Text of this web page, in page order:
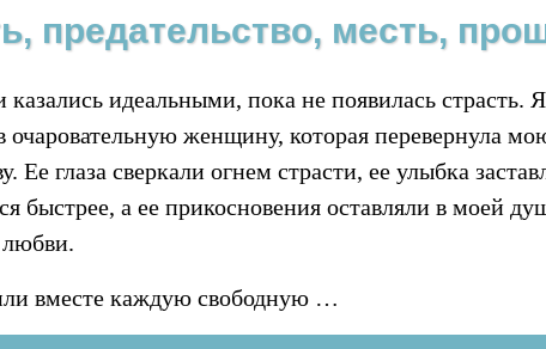
предательство, месть,
идеальными, пока не появилась страсть.
очаровательную женщину, которая перевернула
Ее глаза сверкали огнем страсти, ее улыбка
быстрее, а ее прикосновения оставляли в моей
вместе каждую свободную …